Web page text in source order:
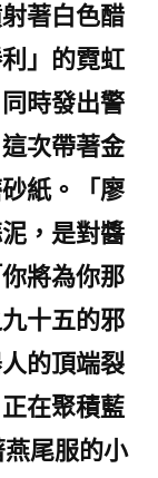
著白色醋
」的霓虹
時發出警
次帶著金
紙。「廖
，是對醬
將為你那
十五的邪
的頂端裂
在聚積藍
尾服的小